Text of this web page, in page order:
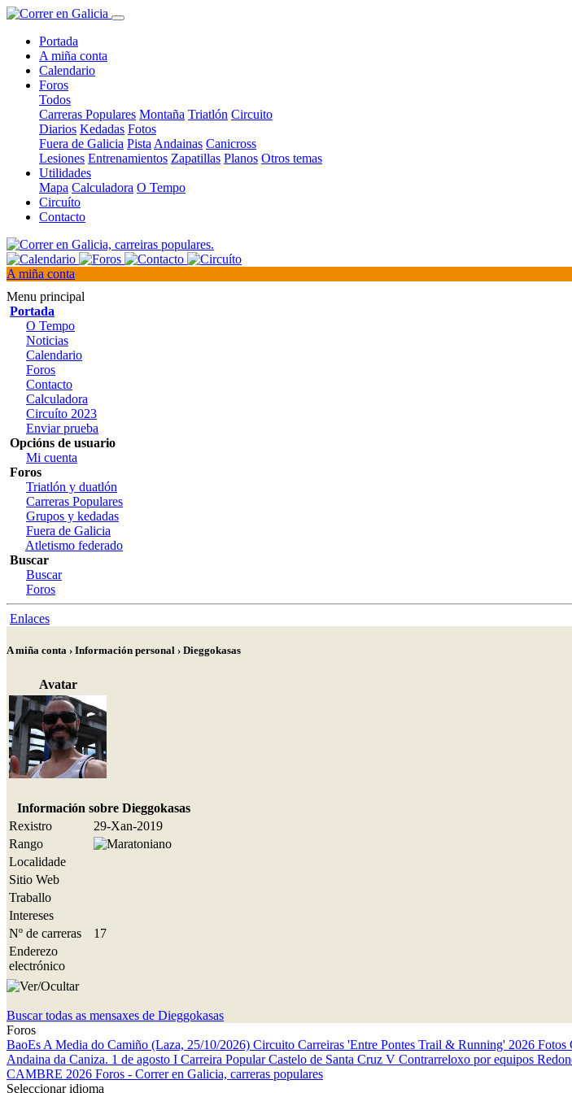
Portada
A miña conta
Calendario
Foros
Todos
Carreras Populares Montaña Triatlón Circuito
Diarios Kedadas Fotos
Fuera de Galicia Pista Andainas Canicross
Lesiones Entrenamientos Zapatillas Planos Otros temas
Utilidades
Mapa Calculadora O Tempo
Circuíto
Contacto
A miña conta
Menu principal
Portada
O Tempo
Noticias
Calendario
Foros
Contacto
Calculadora
Circuíto 2023
Enviar prueba
Opcións de usuario
Mi cuenta
Foros
Triatlón y duatlón
Carreras Populares
Grupos y kedadas
Fuera de Galicia
Atletismo federado
Buscar
Buscar
Foros
Enlaces
A miña conta › Información personal › Dieggokasas
Avatar
Información sobre Dieggokasas
Rexistro
29-Xan-2019
Rango
Localidade
Sitio Web
Traballo
Intereses
Nº de carreras
17
Enderezo
electrónico
Buscar todas as mensaxes de Dieggokasas
Foros
BaoEs A Media do Camiño (Laza, 25/10/2026) Circuito Carreiras 'Entre Pontes Trail & Running' 2026 Fotos
Andaina da Caniza. 1 de agosto I Carreira Popular Castelo de Santa Cruz V Contrarreloxo por equipos
CAMBRE 2026 Foros - Correr en Galicia, carreras populares
Seleccionar idioma